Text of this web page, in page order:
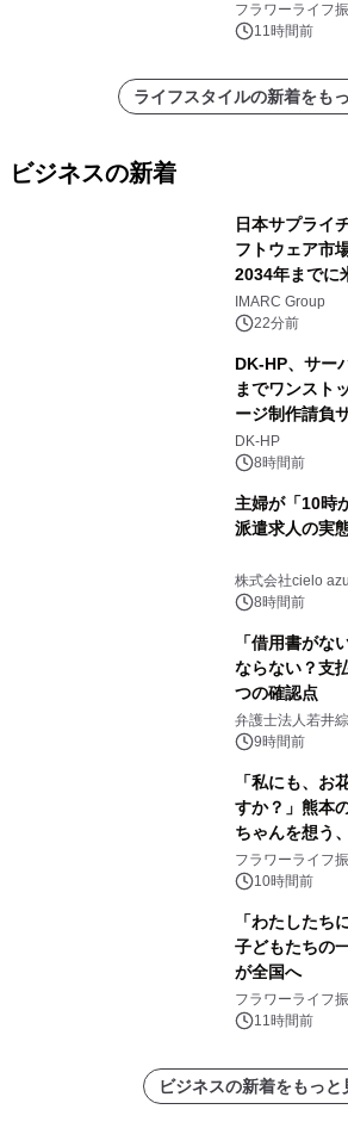
フラワーライフ
11時間前
ライフスタイルの新着をも
ビジネスの新着
日本サプライ
フトウェア市
2034年までに
し、CAGR
IMARC Group
22分前
DK-HP、サー
までワンスト
ージ制作請負
DK-HP
8時間前
主婦が「10時
派遣求人の実
株式会社cielo azul
8時間前
「借用書がな
ならない？支
つの確認点
弁護士法人若井
9時間前
「私にも、お
すか？」熊本
ちゃんを想う
フラワーライフ
10時間前
「わたしたち
子どもたちの
が全国へ
フラワーライフ
11時間前
ビジネスの新着をもっと